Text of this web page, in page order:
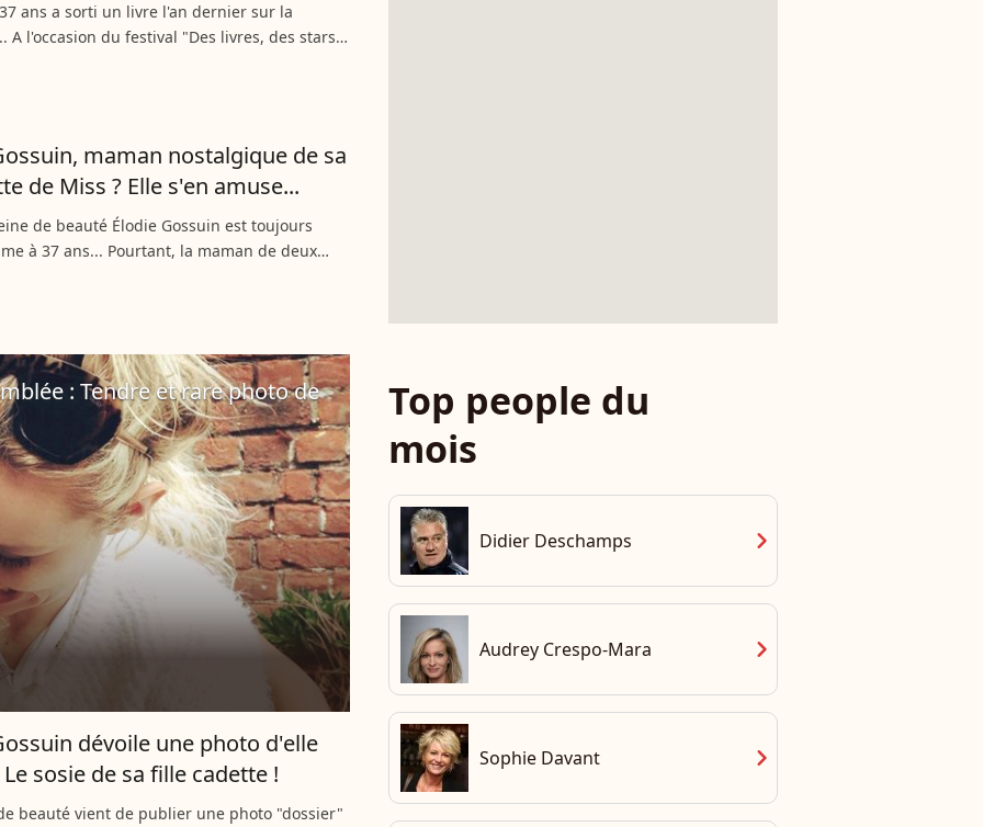
ans a sorti un livre l'an dernier sur la
A l'occasion du festival "Des livres, des stars"
à Marseille, Elodie Gossuin a évoqué la vie
maman nostalgique de sa
de Miss ? Elle s'en amuse...
de beauté Élodie Gossuin est toujours
à 37 ans... Pourtant, la maman de deux
semble regretter la silhouette de ses
: Tendre et rare photo de
dévoile une photo d'elle
sosie de sa fille cadette !
beauté vient de publier une photo "dossier"
Top people du
mois
Didier Deschamps chevron_right
Audrey Crespo-Mara chevron_right
Sophie Davant chevron_right